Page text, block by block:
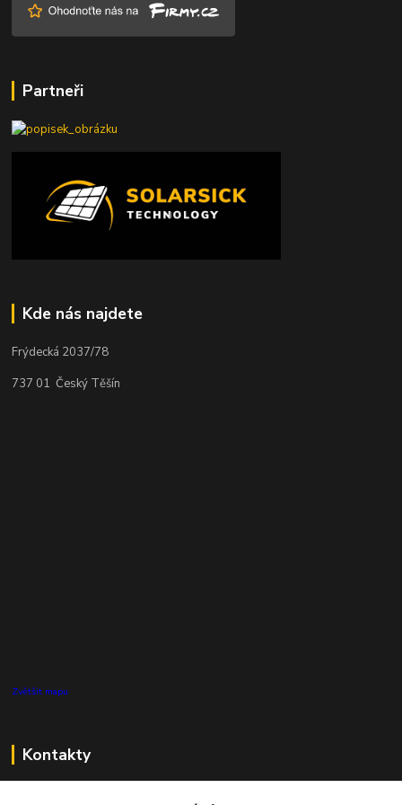
Partneři
Kde nás najdete
Frýdecká 2037/78
737 01 Český Těšín
Zvětšit mapu
Kontakty